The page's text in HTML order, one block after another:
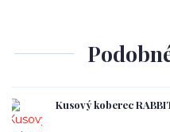
Kusový koberec